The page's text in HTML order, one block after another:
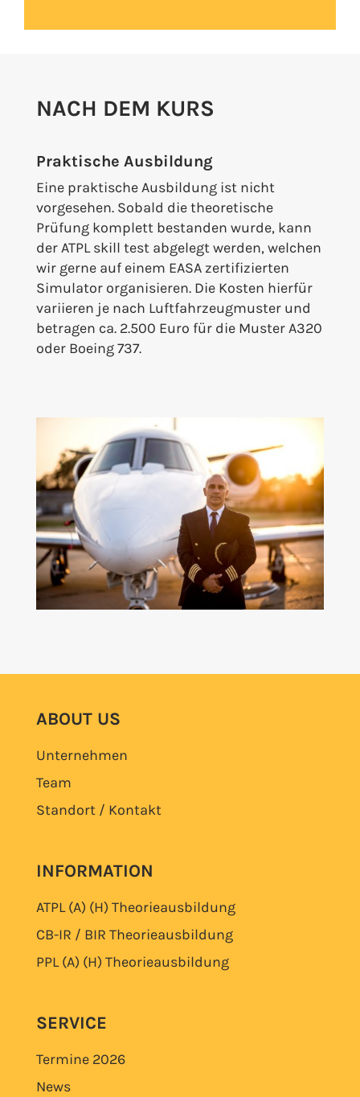
NACH DEM KURS
Praktische Ausbildung
Eine praktische Ausbildung ist nicht
vorgesehen. Sobald die theoretische
Prüfung komplett bestanden wurde, kann
der ATPL skill test abgelegt werden, welchen
wir gerne auf einem EASA zertifizierten
Simulator organisieren. Die Kosten hierfür
variieren je nach Luftfahrzeugmuster und
betragen ca. 2.500 Euro für die Muster A320
oder Boeing 737.
ABOUT US
Unternehmen
Team
Standort / Kontakt
INFORMATION
ATPL (A) (H) Theorieausbildung
CB-IR / BIR Theorieausbildung
PPL (A) (H) Theorieausbildung
SERVICE
Termine 2026
News